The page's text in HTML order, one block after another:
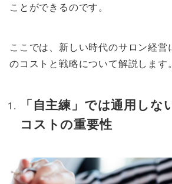
ことができるのです。
ここでは、新しい時代のサロン経営
のコストと戦略について解説します。
「自主練」では通用し
コストの重要性